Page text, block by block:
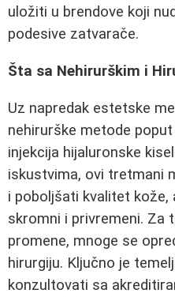
uložiti u brendove koji
podesive zatvarače.
Šta sa Nehirurškim i
Uz napredak estetske
nehirurške metode
injekcija hijaluronske
iskustvima, ovi tretmani
i poboljšati kvalitet
skromni i privremeni. Za
promene, mnoge se
hirurgiju. Ključno je
konzultovati sa